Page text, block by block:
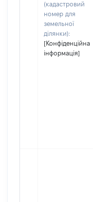
(кадастровий
номер для
земельної
ділянки):
[Конфіденційна
інформація]